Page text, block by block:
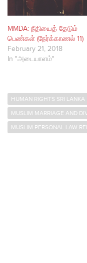
MMDA: நீதியைத் தேடும்
பெண்கள் (நேர்க்காணல் 11)
February 21, 2018
In "அடையாளம்"
HUMAN RIGHTS SRI LANKA
MUSLIM MARRIAGE AND
MUSLIM PERSONAL LAW